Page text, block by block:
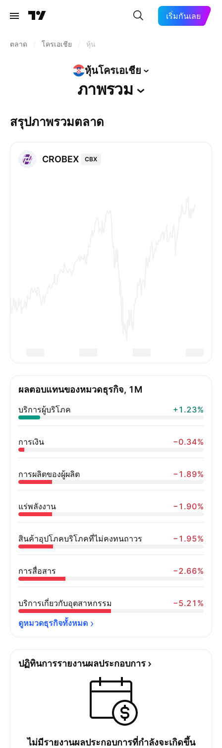
เริ่มกันเลย
ตลาด โครเอเชีย หุ้น
หุ้นโครเอเชีย
ภาพรวม
สรุปภาพรวมตลาด
CROBEX CBX
ผลตอบแทนของหมวดธุรกิจ, 1M
บริการผู้บริโภค +1.23%
การเงิน −0.34%
การผลิตของผู้ผลิต −1.89%
แร่พลังงาน −1.90%
สินค้าอุปโภคบริโภคที่ไม่คงทนถาวร −1.95%
การสื่อสาร −2.66%
บริการเกี่ยวกับอุตสาหกรรม
−5.21%
ดูหมวดธุรกิจทั้งหมด
ปฏิทินการรายงานผลประกอบการ
ไม่มีรายงานผลประกอบการที่กำลังจะเกิดขึ้น